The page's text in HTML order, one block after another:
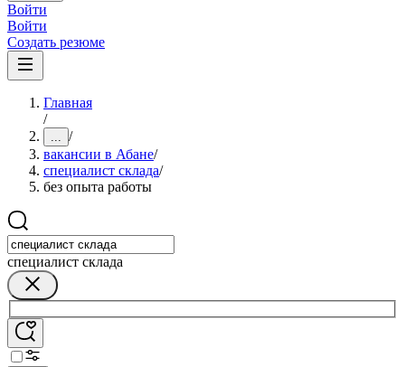
Войти
Войти
Создать резюме
Главная
/
... /
вакансии в Абане/
специалист склада/
без опыта работы
специалист склада